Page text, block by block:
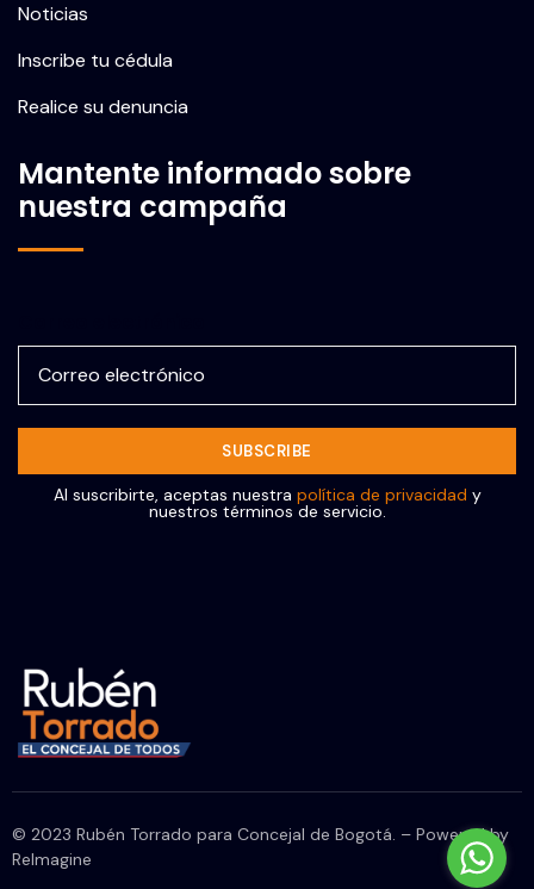
Noticias
Inscribe tu cédula
Realice su denuncia
Mantente informado sobre
nuestra campaña
Al suscribirte, aceptas nuestra política de privacidad y
nuestros términos de servicio.
© 2023 Rubén Torrado para Concejal de Bogotá. – Powered by
ReImagine